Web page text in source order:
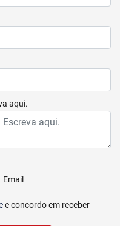
aqui.
Email
e concordo em receber